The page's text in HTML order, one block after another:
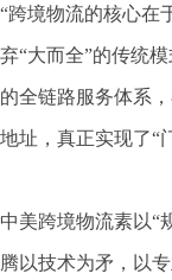
“跨境物流的核心在
弃“大而全”的传统
的全链路服务体系
地址，真正实现了“
中美跨境物流素以“
腾以技术为矛，以